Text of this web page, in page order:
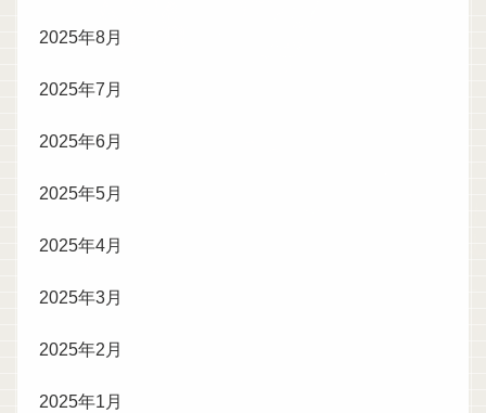
2025年8月
2025年7月
2025年6月
2025年5月
2025年4月
2025年3月
2025年2月
2025年1月